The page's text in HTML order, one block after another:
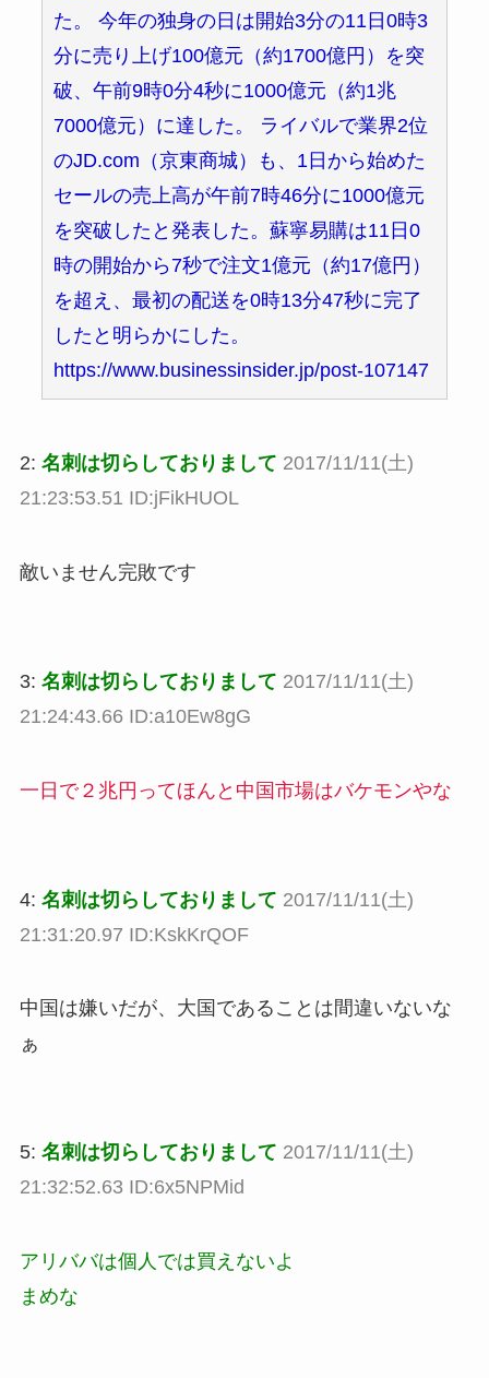
た。 今年の独身の日は開始3分の11日0時3
分に売り上げ100億元（約1700億円）を突
破、午前9時0分4秒に1000億元（約1兆
7000億元）に達した。 ライバルで業界2位
のJD.com（京東商城）も、1日から始めた
セールの売上高が午前7時46分に1000億元
を突破したと発表した。蘇寧易購は11日0
時の開始から7秒で注文1億元（約17億円）
を超え、最初の配送を0時13分47秒に完了
したと明らかにした。
https://www.businessinsider.jp/post-107147
2: 名刺は切らしておりまして 2017/11/11(土)
21:23:53.51 ID:jFikHUOL
敵いません完敗です
3: 名刺は切らしておりまして 2017/11/11(土)
21:24:43.66 ID:a10Ew8gG
一日で２兆円ってほんと中国市場はバケモンやな
4: 名刺は切らしておりまして 2017/11/11(土)
21:31:20.97 ID:KskKrQOF
中国は嫌いだが、大国であることは間違いないな
ぁ
5: 名刺は切らしておりまして 2017/11/11(土)
21:32:52.63 ID:6x5NPMid
アリババは個人では買えないよ
まめな